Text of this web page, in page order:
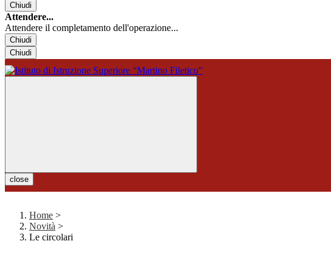
Chiudi
Attendere...
Attendere il completamento dell'operazione...
Chiudi
Chiudi
close
Home >
Novità >
Le circolari